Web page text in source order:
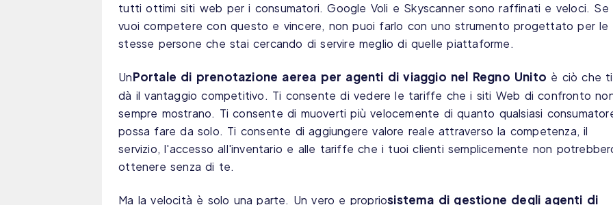
tutti ottimi siti web per i consumatori. Google Voli e Skyscanner sono raffinati e veloci. Se
vuoi competere con questo e vincere, non puoi farlo con uno strumento progettato per le
stesse persone che stai cercando di servire meglio di quelle piattaforme.
UnPortale di prenotazione aerea per agenti di viaggio nel Regno Unito è ciò che ti
dà il vantaggio competitivo. Ti consente di vedere le tariffe che i siti Web di confronto
sempre mostrano. Ti consente di muoverti più velocemente di quanto qualsiasi
possa fare da solo. Ti consente di aggiungere valore reale attraverso la competenza, il
servizio, l'accesso all'inventario e alle tariffe che i tuoi clienti semplicemente non
ottenere senza di te.
Ma la velocità è solo una parte. Un vero e propriosistema di gestione degli agenti di